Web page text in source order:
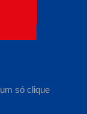
só clique